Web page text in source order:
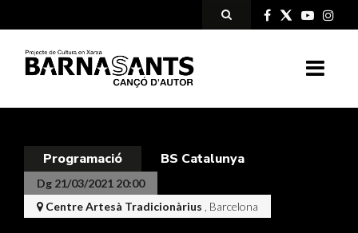
Programació BS Catalunya
Dg 21/03/2021 20:00
Centre Artesà Tradicionàrius
, Barcelona